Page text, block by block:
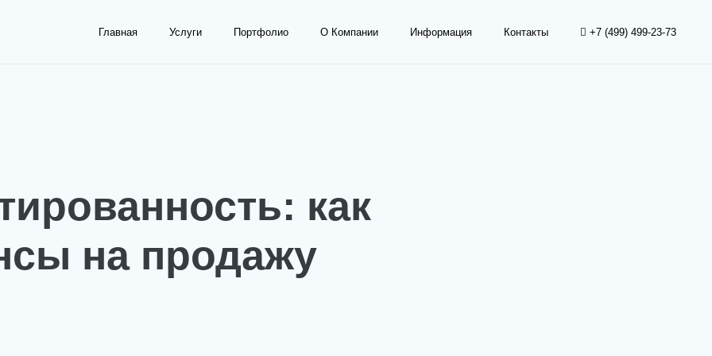
Главная Услуги Портфолио О Компании Информация Контакты +7 (499) 499-23-73
как
на продажу